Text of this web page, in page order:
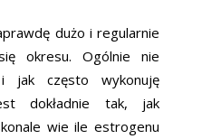
dużo i regularnie
okresu. Ogólnie nie
jak często wykonuję
dokładnie tak, jak
wie ile estrogenu